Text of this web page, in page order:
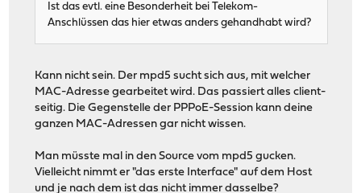
Ist das evtl. eine Besonderheit bei Telekom-
Anschlüssen das hier etwas anders gehandhabt wird?
Kann nicht sein. Der mpd5 sucht sich aus, mit welcher
MAC-Adresse gearbeitet wird. Das passiert alles client-
seitig. Die Gegenstelle der PPPoE-Session kann deine
ganzen MAC-Adressen gar nicht wissen.
Man müsste mal in den Source vom mpd5 gucken.
Vielleicht nimmt er "das erste Interface" auf dem Host
und je nach dem ist das nicht immer dasselbe?